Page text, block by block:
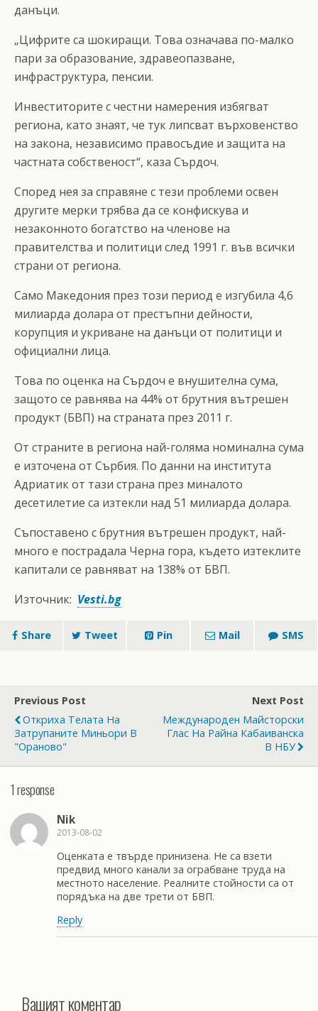
данъци.
„Цифрите са шокиращи. Това означава по-малко
пари за образование, здравеопазване,
инфраструктура, пенсии.
Инвеститорите с честни намерения избягват
региона, като знаят, че тук липсват върховенство
на закона, независимо правосъдие и защита на
частната собственост“, каза Сърдоч.
Според нея за справяне с тези проблеми освен
другите мерки трябва да се конфискува и
незаконното богатство на членове на
правителства и политици след 1991 г. във всички
страни от региона.
Само Македония през този период е изгубила 4,6
милиарда долара от престъпни дейности,
корупция и укриване на данъци от политици и
официални лица.
Това по оценка на Сърдоч е внушителна сума,
защото се равнява на 44% от брутния вътрешен
продукт (БВП) на страната през 2011 г.
От страните в региона най-голяма номинална сума
е източена от Сърбия. По данни на института
Адриатик от тази страна през миналото
десетилетие са изтекли над 51 милиарда долара.
Съпоставено с брутния вътрешен продукт, най-
много е пострадала Черна гора, където изтеклите
капитали се равняват на 138% от БВП.
Източник: Vesti.bg
Share Tweet Pin Mail SMS
Previous Post
Откриха Телата На
Затрупаните Миньори В
"Ораново"
Next Post
Международен Майсторски
Глас На Райна Кабаиванска
В НБУ
1 response
Nik
2013-08-02
Оценката е твърде принизена. Не са взети
предвид много канали за ограбване труда на
местното население. Реалните стойности са от
порядъка на две трети от БВП.
Reply
Вашият коментар